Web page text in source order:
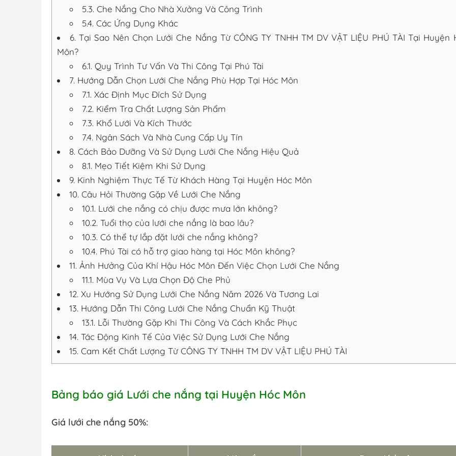
5.3. Che Nắng Cho Nhà Xưởng Và Công Trình
5.4. Các Ứng Dụng Khác
6. Tại Sao Nên Chọn Lưới Che Nắng Từ CÔNG TY TNHH TM DV VẬT LIỆU PHÚ TÀI Tại Huyện
Môn?
6.1. Quy Trình Tư Vấn Và Thi Công Tại Phú Tài
7. Hướng Dẫn Chọn Lưới Che Nắng Phù Hợp Tại Hóc Môn
7.1. Xác Định Mục Đích Sử Dụng
7.2. Kiểm Tra Chất Lượng Sản Phẩm
7.3. Khổ Lưới Và Kích Thước
7.4. Ngân Sách Và Nhà Cung Cấp Uy Tín
8. Cách Bảo Dưỡng Và Sử Dụng Lưới Che Nắng Hiệu Quả
8.1. Mẹo Tiết Kiệm Khi Sử Dụng
9. Kinh Nghiệm Thực Tế Từ Khách Hàng Tại Huyện Hóc Môn
10. Câu Hỏi Thường Gặp Về Lưới Che Nắng
10.1. Lưới che nắng có chịu được mưa lớn không?
10.2. Tuổi thọ của lưới che nắng là bao lâu?
10.3. Có thể tự lắp đặt lưới che nắng không?
10.4. Phú Tài có hỗ trợ giao hàng tại Hóc Môn không?
11. Ảnh Hưởng Của Khí Hậu Hóc Môn Đến Việc Chọn Lưới Che Nắng
11.1. Mùa Vụ Và Lựa Chọn Độ Che Phủ
12. Xu Hướng Sử Dụng Lưới Che Nắng Năm 2026 Và Tương Lai
13. Hướng Dẫn Thi Công Lưới Che Nắng Chuẩn Kỹ Thuật
13.1. Lỗi Thường Gặp Khi Thi Công Và Cách Khắc Phục
14. Tác Động Kinh Tế Của Việc Sử Dụng Lưới Che Nắng
15. Cam Kết Chất Lượng Từ CÔNG TY TNHH TM DV VẬT LIỆU PHÚ TÀI
Bảng báo giá Lưới che nắng tại Huyện Hóc Môn
Giá lưới che nắng 50%: